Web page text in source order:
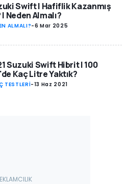
Swift | Hafiflik Kazanmış
| Neden Almalı?
ALMALI?-6 Mar 2025
Suzuki Swift Hibrit | 100
Kaç Litre Yaktık?
TESTLERİ-13 Haz 2021